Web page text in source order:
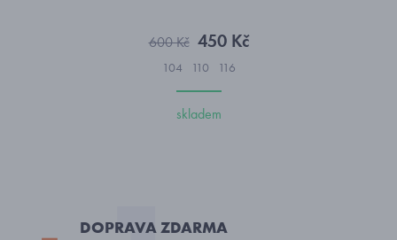
600 Kč 450 Kč
104 110 116
skladem
DOPRAVA ZDARMA